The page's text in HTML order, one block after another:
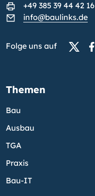
+49 385 39 44 42 16
info@baulinks.de
Folge uns auf
Themen
Bau
Ausbau
TGA
Praxis
Bau-IT